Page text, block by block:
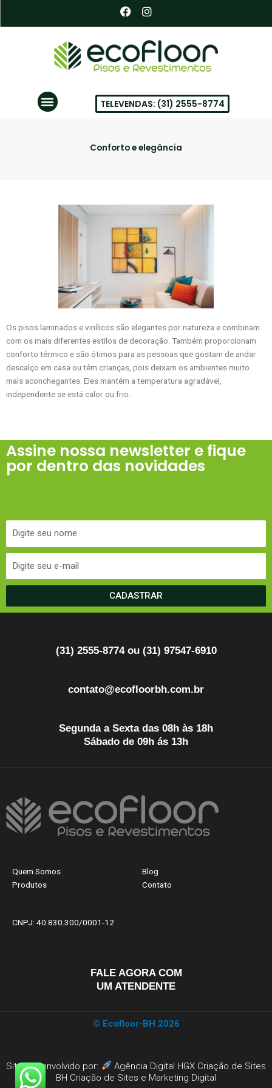
F
a
c
b
o
o
I
n
s
t
a
r
m
Menu
TELEVENDAS: (31) 2555-8774
Conforto e elegância
Os pisos laminados e vinílicos são elegantes por natureza e combinam
com os mais diferentes estilos de decoração. Também proporcionam
conforto térmico e são ótimos para as pessoas que gostam de andar
descalço em casa ou têm crianças, pois deixam os ambientes muito
mais aconchegantes. Eles mantém a temperatura agradável,
independente se está calor ou frio.
Assine nossa newsletter e fique
por dentro das novidades
CADASTRAR
(31) 2555-8774 ou (31) 97547-6910
contato@ecofloorbh.com.br
Segunda a Sexta das 08h às 18h
Sábado de 09h ás 13h
Quem Somos
Produtos
Blog
Contato
CNPJ: 40.830.300/0001-12
FALE AGORA COM
UM ATENDENTE
© Ecofloor-BH 2026
Site Desenvolvido por:
Agência Digital HGX Criação de Sites
BH Criação de Sites e Marketing Digital